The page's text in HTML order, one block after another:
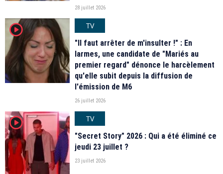
28 juillet 2026
player2
TV
"Il faut arrêter de m'insulter !" : En
larmes, une candidate de "Mariés au
premier regard" dénonce le harcèlement
qu'elle subit depuis la diffusion de
l'émission de M6
26 juillet 2026
player2
TV
"Secret Story" 2026 : Qui a été éliminé ce
jeudi 23 juillet ?
23 juillet 2026